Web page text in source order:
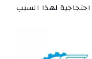
لهذا السبب